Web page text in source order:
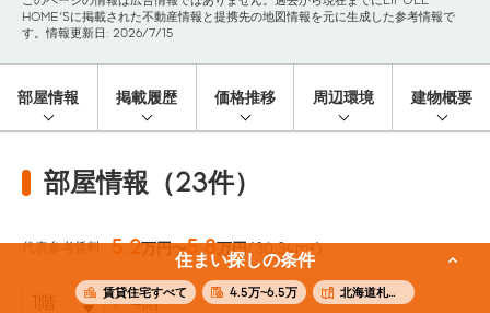
住まい探しの条件
賃貸住宅すべて 4.5万~6.5万 北海道札幌市豊平区
HOME'Sに掲載された不動産情報と提携先の地図情報を元に生成した参考情報で
す。情報更新日: 2026/7/15
部屋情報 掲載履歴 価格推移 周辺環境 建物概要
部屋情報（23件）
代表参考賃料 5.2万円〜5.8万円(30.34m²)
4階